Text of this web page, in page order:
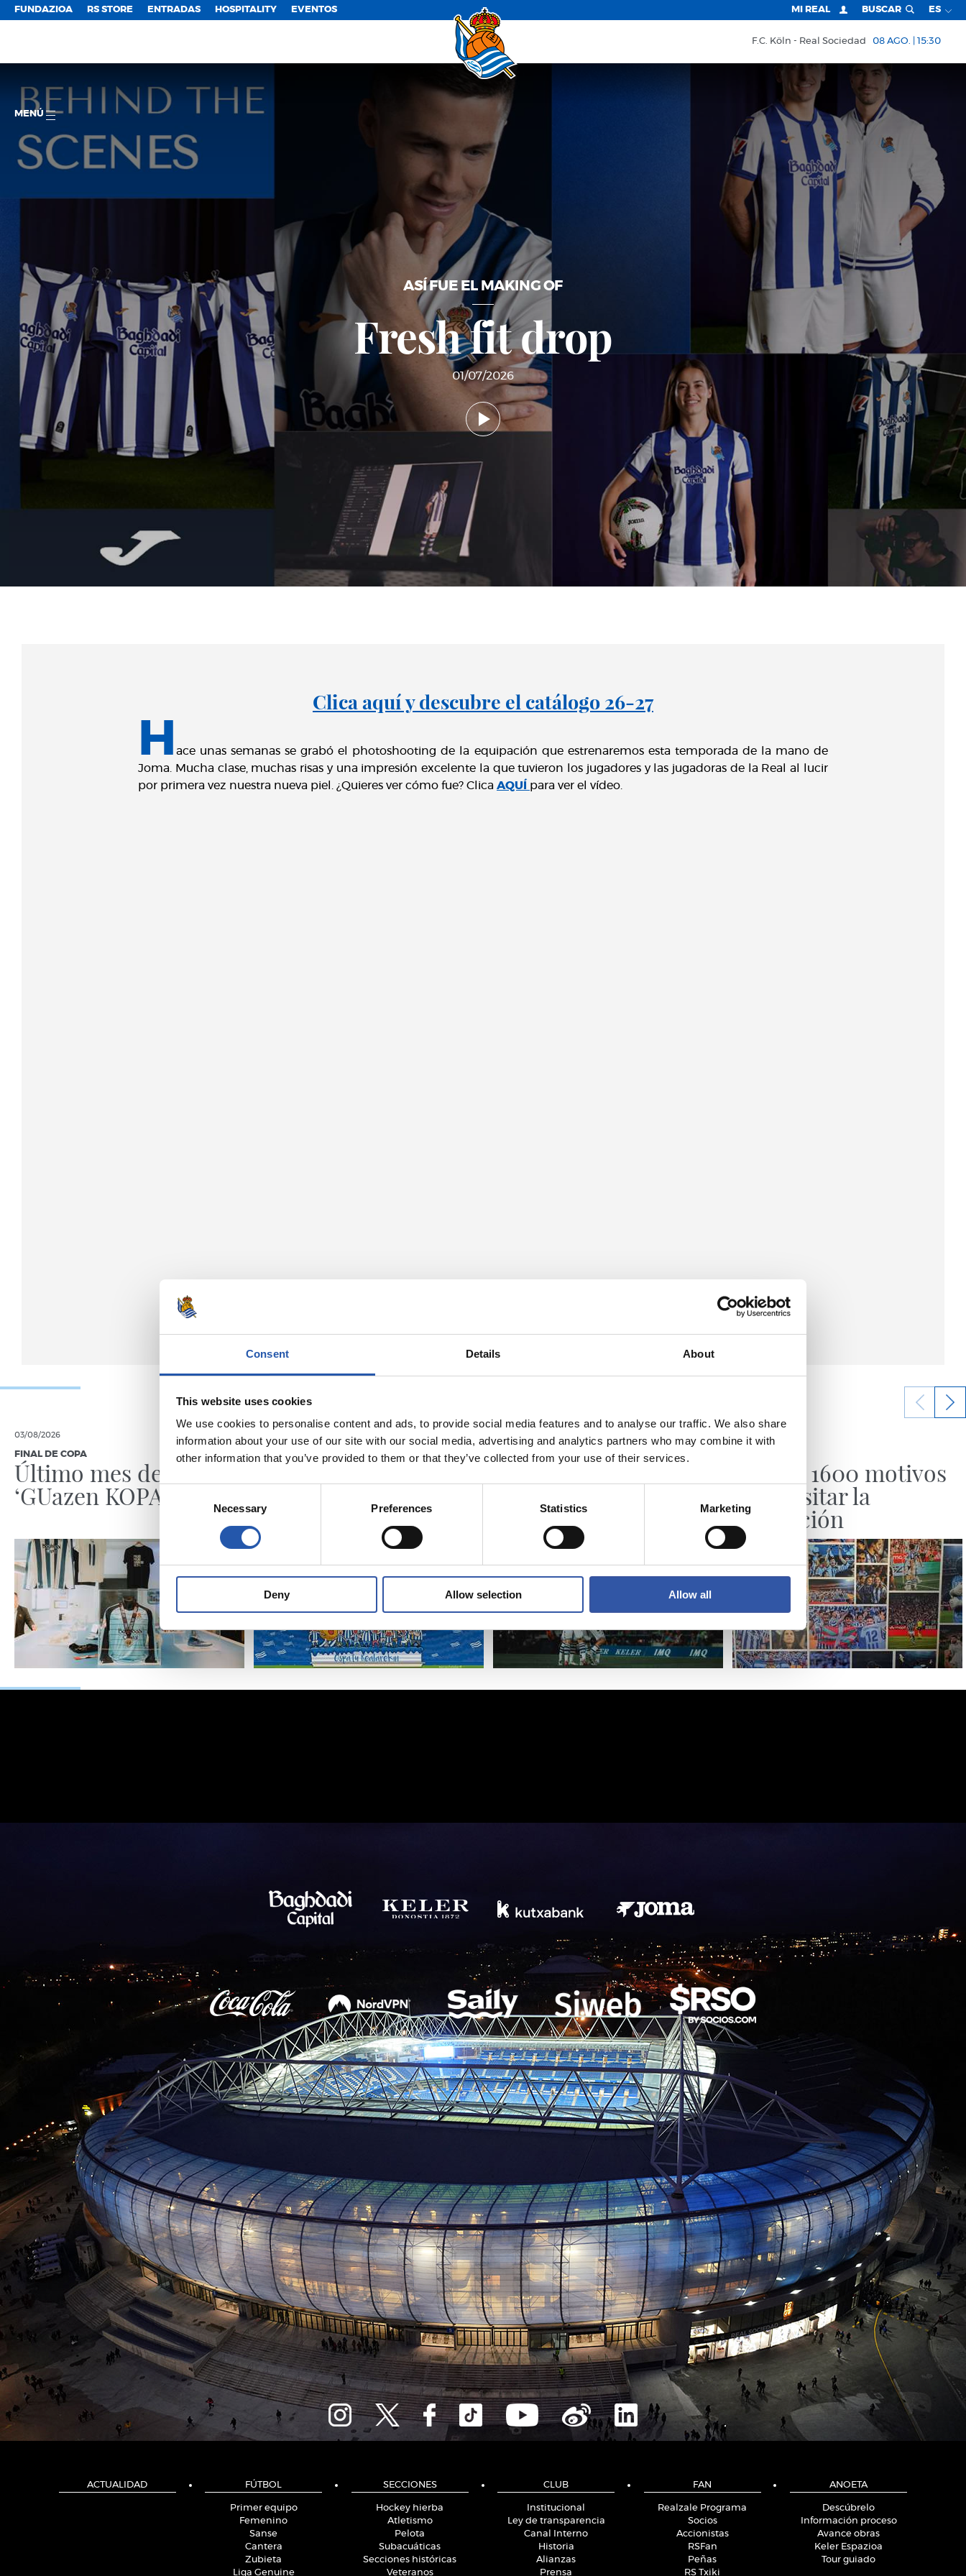
Consent Details About
This website uses cookies
We use cookies to personalise content and ads, to provide social media features and to analyse our traffic. We also share
information about your use of our site with our social media, advertising and analytics partners who may combine it with
other information that you’ve provided to them or that they’ve collected from your use of their services.
Selection
Necessary Preferences Statistics Marketing
Deny Allow selection Allow all
FUNDAZIOA RS STORE ENTRADAS HOSPITALITY EVENTOS MI REAL BUSCAR ES
F.C. Köln Real Sociedad 08 AGO. | 15:30
MENÚ
ASÍ FUE EL MAKING OF
Fresh fit drop
01/07/2026
Clica aquí y descubre el catálogo 26-27
H
ace unas semanas se grabó el photoshooting de la equipación que estrenaremos esta temporada de la mano de
Joma. Mucha clase, muchas risas y una impresión excelente la que tuvieron los jugadores y las jugadoras de la Real al lucir
por primera vez nuestra nueva piel. ¿Quieres ver cómo fue? Clica AQUÍ para ver el vídeo.
03/08/2026
FINAL DE COPA
Último mes de
‘GUazen KOPAREKIN’
ANOETA
Celebra tu gran día
FAN
A un mes del estreno Más de 1600 motivos
para visitar la
exposición
ACTUALIDAD FÚTBOL
Primer equipo
Femenino
Sanse
Cantera
Zubieta
Liga Genuine
SECCIONES
Hockey hierba
Atletismo
Pelota
Subacuáticas
Secciones históricas
Veteranos
CLUB
Institucional
Ley de transparencia
Canal Interno
Historia
Alianzas
Prensa
FAN
Realzale Programa
Socios
Accionistas
RSFan
Peñas
RS Txiki
ANOETA
Descúbrelo
Información proceso
Avance obras
Keler Espazioa
Tour guiado